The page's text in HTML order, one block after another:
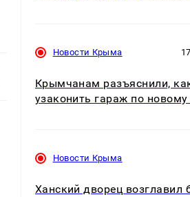
Новости Крыма
Крымчанам разъяснили,
узаконить гараж по новому
Новости Крыма
Ханский дворец возглавил